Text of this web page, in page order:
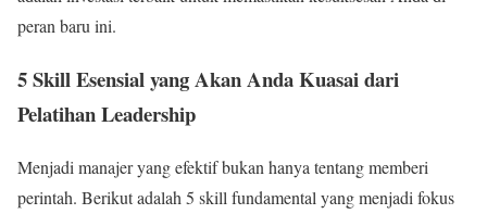
peran baru ini.
5 Skill Esensial yang Akan Anda Kuasai dari
Pelatihan Leadership
Menjadi manajer yang efektif bukan hanya tentang memberi
perintah. Berikut adalah 5 skill fundamental yang menjadi fokus